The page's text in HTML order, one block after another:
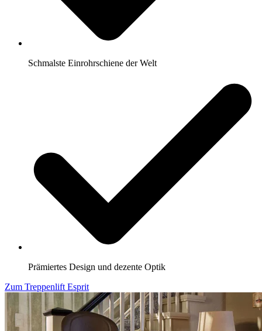
Schmalste Einrohrschiene der Welt
Prämiertes Design und dezente Optik
Zum Treppenlift Esprit